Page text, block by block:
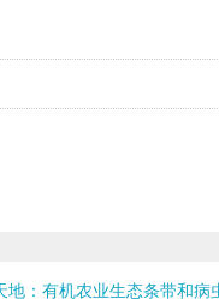
地：有机农业生态条带和病